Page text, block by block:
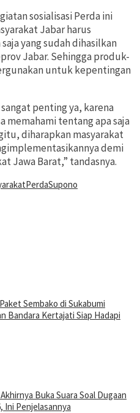
sosialisasi Perda ini
Jabar harus
yang sudah dihasilkan
Jabar. Sehingga produk-
untuk kepentingan
penting ya, karena
memahami tentang apa saja
diharapkan masyarakat
demi
Jawa Barat,” tandasnya.
PerdaSupono
Sembako di Sukabumi
Bandara Kertajati Siap Hadapi
Buka Suara Soal Dugaan
Ini Penjelasannya